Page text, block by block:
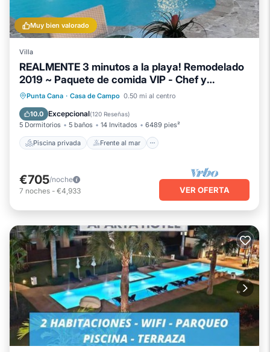
Muy bien valorado
Villa
REALMENTE 3 minutos a la playa! Remodelado
2019 ~ Paquete de comida VIP - Chef y
mayordomo
Punta Cana · Casa de Campo 0.50 mi al centro
10.0 Excepcional(120 Reseñas)
5 Dormitorios 5 baños 14 Invitados 6489 pies²
Piscina privada Frente al mar
Piscina privada
Frente al mar
Bañera de hidromasaje
€705/noche
7 noches - €4,933 VER OFERTA